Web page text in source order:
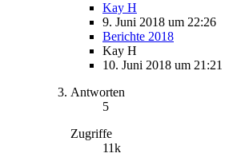
Kay H
9. Juni 2018 um 22:26
Berichte 2018
Kay H
10. Juni 2018 um 21:21
Antworten
5
Zugriffe
11k